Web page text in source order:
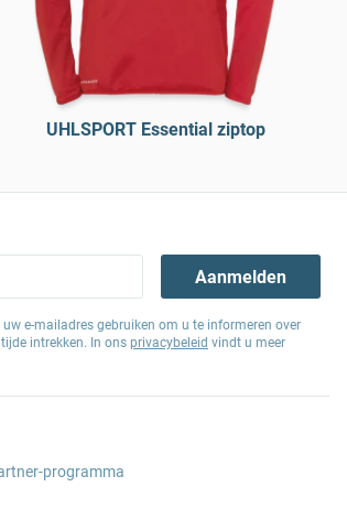
UHLSPORT Essential ziptop
Aanmelden
e-mailadres gebruiken om u te informeren over
intrekken. In ons privacybeleid vindt u meer
programma